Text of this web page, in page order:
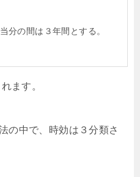
の間は３年間とする。
ます。
の中で、時効は３分類さ